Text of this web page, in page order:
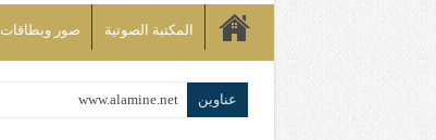
المكتبة الصوتية صور وبطاقات
عناوين www.alamine.net